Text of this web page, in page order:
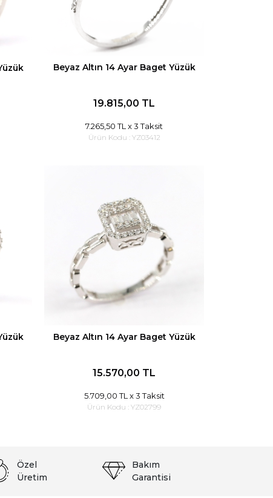
Beyaz Altın 14 Ayar Baget Yüzük
19.815,00 TL
7.265,50 TL x 3 Taksit
Ürün Kodu : YZ03412
Beyaz Altın 14 Ayar Baget Yüzük
15.570,00 TL
5.709,00 TL x 3 Taksit
Ürün Kodu : YZ02799
Özel
Üretim
Bakım
Garantisi